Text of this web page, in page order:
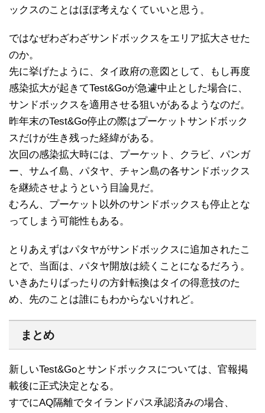
ックスのことはほぼ考えなくていいと思う。
ではなぜわざわざサンドボックスをエリア拡大させた
のか。
先に挙げたように、タイ政府の意図として、もし再度
感染拡大が起きてTest&Goが急遽中止とした場合に、
サンドボックスを適用させる狙いがあるようなのだ。
昨年末のTest&Go停止の際はプーケットサンドボック
スだけが生き残った経緯がある。
次回の感染拡大時には、プーケット、クラビ、パンガ
ー、サムイ島、パタヤ、チャン島の各サンドボックス
を継続させようという目論見だ。
むろん、プーケット以外のサンドボックスも停止とな
ってしまう可能性もある。
とりあえずはパタヤがサンドボックスに追加されたこ
とで、当面は、パタヤ開放は続くことになるだろう。
いきあたりばったりの方針転換はタイの得意技のた
め、先のことは誰にもわからないけれど。
まとめ
新しいTest&Goとサンドボックスについては、官報掲
載後に正式決定となる。
すでにAQ隔離でタイランドパス承認済みの場合、